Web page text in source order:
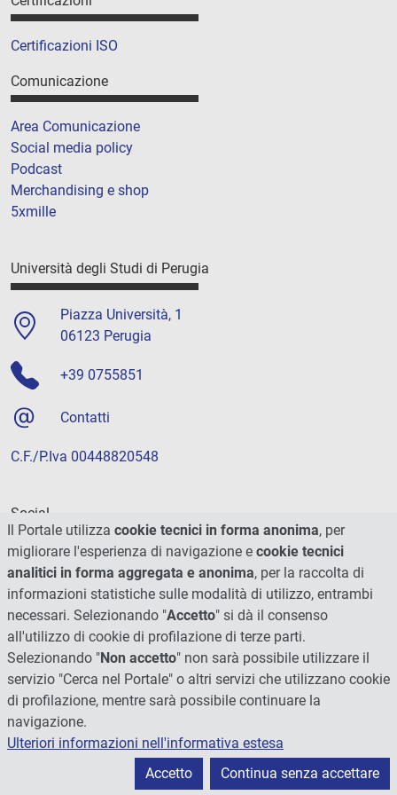
Certificazioni ISO
Comunicazione
Area Comunicazione
Social media policy
Podcast
Merchandising e shop
5xmille
Università degli Studi di Perugia
Piazza Università, 1
06123 Perugia
+39 0755851
Contatti
C.F./P.Iva 00448820548
Social
© 2026 - Università degli Studi di Perugia
Il Portale utilizza cookie tecnici in forma anonima, per
migliorare l'esperienza di navigazione e cookie tecnici
analitici in forma aggregata e anonima, per la raccolta di
informazioni statistiche sulle modalità di utilizzo, entrambi
necessari. Selezionando "Accetto" si dà il consenso
all'utilizzo di cookie di profilazione di terze parti.
Selezionando "Non accetto" non sarà possibile utilizzare il
servizio "Cerca nel Portale" o altri servizi che utilizzano cookie
di profilazione, mentre sarà possibile continuare la
navigazione.
Ulteriori informazioni nell'informativa estesa
Accetto
Continua senza accettare